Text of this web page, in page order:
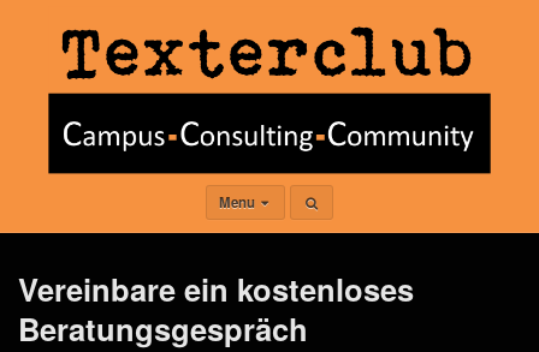
Menu
Vereinbare ein kostenloses
Beratungsgespräch